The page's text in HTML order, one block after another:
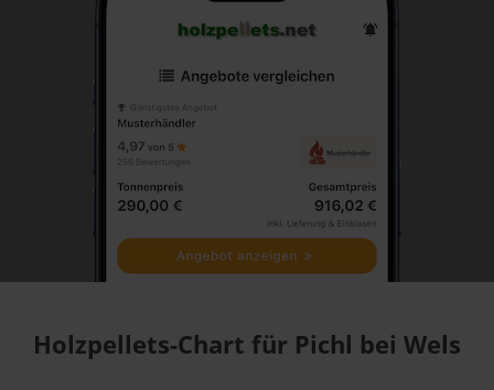
Holzpellets-Chart für Pichl bei Wels